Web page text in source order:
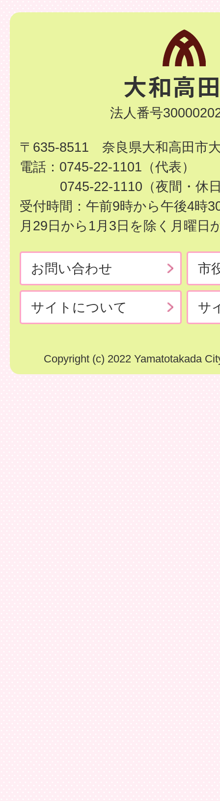
法人番号
〒635-8511 奈良県大和高田市
電話：0745-22-1101（代表）
0745-22-1110（夜間・休
受付時間：午前9時から午後4時
月29日から1月3日を除く月曜日
お問い合わせ 市
サイトについて サ
Copyright (c) 2022 Yamatotakada